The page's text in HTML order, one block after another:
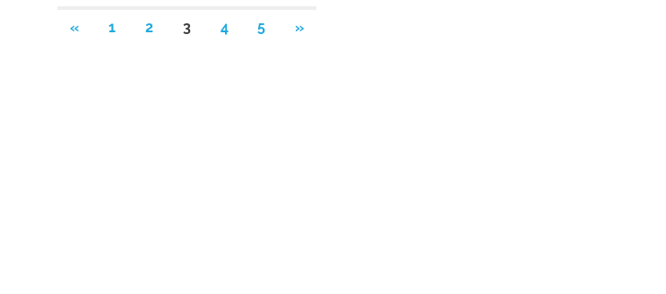
Navegación
«ENTRADAS
1 2 3 4 5
SIGUIENTES
»